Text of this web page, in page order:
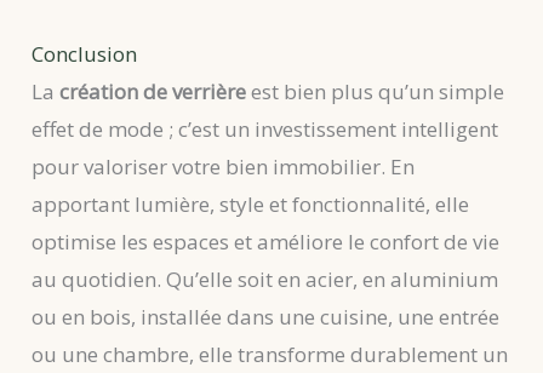
Conclusion
Lacréation de verrièreest bien plus qu’un simple
effet de mode ; c’est un investissement intelligent
pour valoriser votre bien immobilier. En
apportant lumière, style et fonctionnalité, elle
optimise les espaces et améliore le confort de vie
au quotidien. Qu’elle soit en acier, en aluminium
ou en bois, installée dans une cuisine, une entrée
ou une chambre, elle transforme durablement un